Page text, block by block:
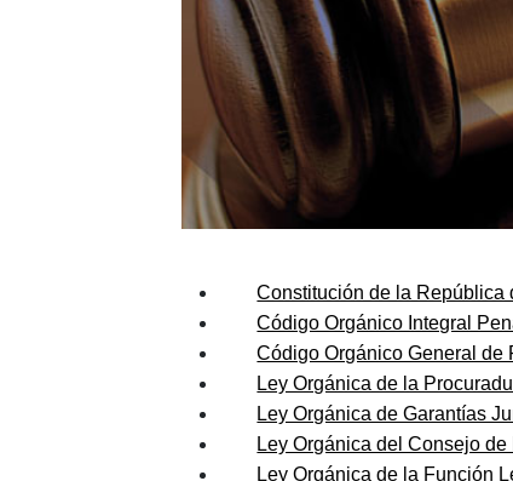
Constitución de la República
Código Orgánico Integral
Código Orgánico General de
Ley Orgánica de la
Ley Orgánica de Garantías
Ley Orgánica del Consejo
Ley Orgánica de la Función